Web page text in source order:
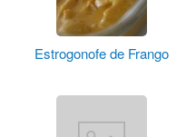
Estrogonofe de Frango